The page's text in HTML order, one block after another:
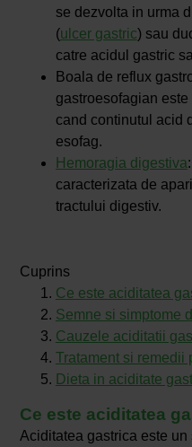
se dezvolta in urma
(ulcer gastric) sau
catre acidul gastric
Boala de reflux
gastroesofagian
cand continutul acid
esofag.
Hemoragia digestiva
caracterizata de
tractului digestiv.
Cuprins
Ce este aciditatea
Semne si simptome
Cauzele aciditatii
Tratament si remedii
Dieta in aciditate
Ce este aciditatea
Aciditatea gastrica este